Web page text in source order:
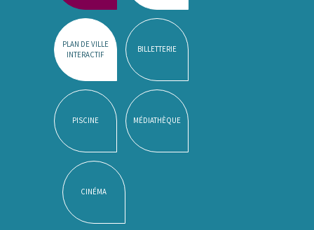
PLAN DE VILLE
INTERACTIF
BILLETTERIE
PISCINE MÉDIATHÈQUE
CINÉMA